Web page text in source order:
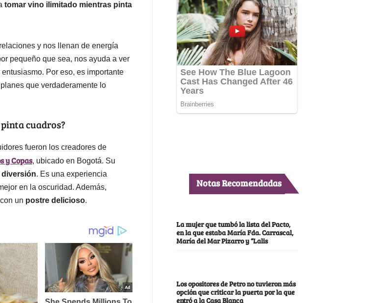
tomar vino ilimitado mientras pinta
y nos llenan de energía
pequeño que sea, nos ayuda a ver
Por eso, es importante
que verdaderamente lo
cuadros?
fueron los creadores de
y Copas, ubicado en Bogotá. Su
diversión. Es una experiencia
en la oscuridad. Además,
un postre delicioso.
Notas Recomendadas
La mujer que tumbó la lista del Pacto,
en la que estaba María Fda. Carrascal,
María del Mar Pizarro y “Lalis
Los opositores de Petro no tuvieron más
opción que criticar la puerta por la que
entró a la Casa Blanca